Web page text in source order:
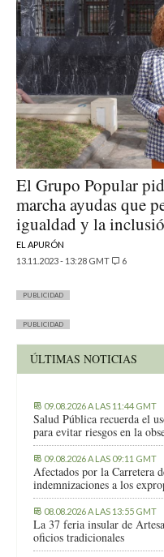
El Grupo Popular
marcha ayudas que
igualdad y la
EL APURÓN
13.11.2023 - 13:28 GMT
6
PUBLICIDAD
PUBLICIDAD
ÚLTIMAS NOTICIAS
09.08.2026 A LAS 11:44 GMT
Salud Pública recuerda el
para evitar riesgos en la
09.08.2026 A LAS 09:11 GMT
Afectados por la Carretera
indemnizaciones a los
08.08.2026 A LAS 13:55 GMT
La 37 feria insular de
oficios tradicionales